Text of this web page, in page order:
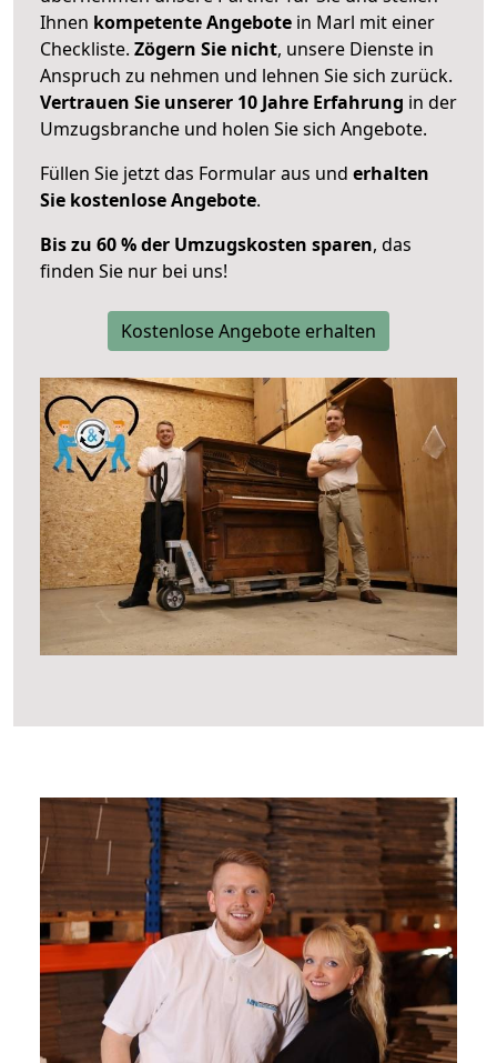
Ihnen kompetente Angebote in Marl mit einer
Checkliste. Zögern Sie nicht, unsere Dienste in
Anspruch zu nehmen und lehnen Sie sich zurück.
Vertrauen Sie unserer 10 Jahre Erfahrung in der
Umzugsbranche und holen Sie sich Angebote.
Füllen Sie jetzt das Formular aus und erhalten
Sie kostenlose Angebote.
Bis zu 60 % der Umzugskosten sparen, das
finden Sie nur bei uns!
Kostenlose Angebote erhalten